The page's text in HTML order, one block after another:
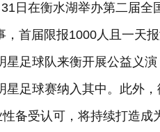
日在衡水湖举办第二届
首届限报1000人且一天
星足球队来衡开展公益义
足球赛纳入其中。此外
备受认可，将持续打造成